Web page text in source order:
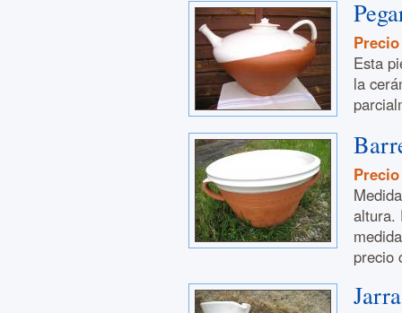
Esta
la
altura.
precio